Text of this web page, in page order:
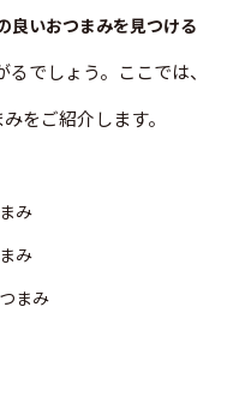
良いおつまみを見つける
でしょう。ここでは、
をご紹介します。
み
み
まみ